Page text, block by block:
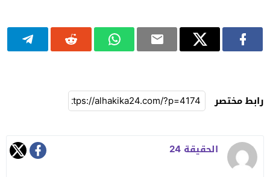
رابط مختصر
الحقيقة 24